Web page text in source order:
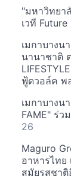
"มหาวิทยา
เวที
เมกาบางน
นานาชาติ
ฟู้ดวอล์ค พ
เมกาบางน
FAME" ร่
26
Maguro
อาหารไทย
สมัยรสชา